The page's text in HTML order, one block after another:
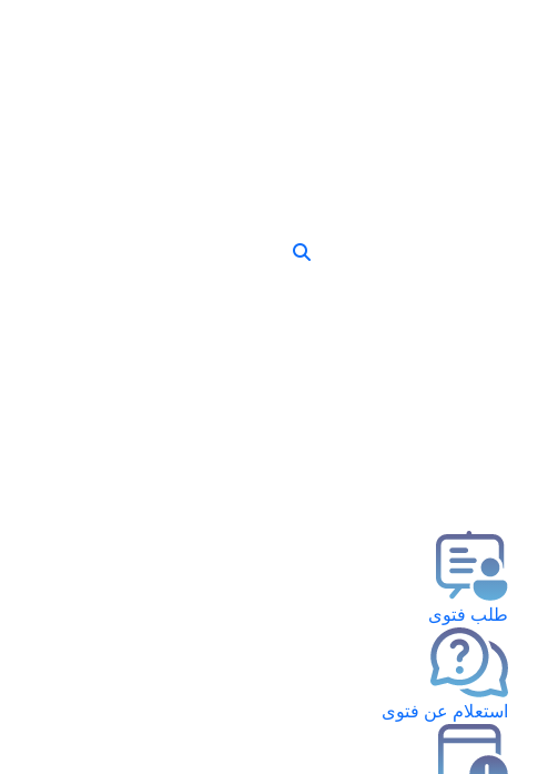
طلب فتوى
استعلام عن فتوى